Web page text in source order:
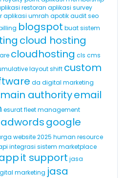
restoran aplikasi survey
aplikasi umrah apotikaudit seo
blogspot buat sistem
cloud hosting
cloudhosting cls cms
layout shift custom
da digital marketing
authorityemail
esuratfleet management
google
website 2025 human resource
integrasi sistem marketplace
it support jasa
marketing jasa